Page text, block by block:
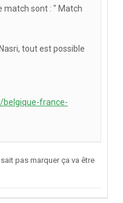
match sont : " Match
tout est possible
france-
pas marquer ça va être